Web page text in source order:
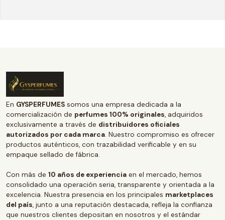
En GYSPERFUMES somos una empresa dedicada a la
comercialización de perfumes 100% originales, adquiridos
exclusivamente a través de distribuidores oficiales
autorizados por cada marca. Nuestro compromiso es ofrecer
productos auténticos, con trazabilidad verificable y en su
empaque sellado de fábrica.
Con más de 10 años de experiencia en el mercado, hemos
consolidado una operación seria, transparente y orientada a la
excelencia. Nuestra presencia en los principales marketplaces
del país, junto a una reputación destacada, refleja la confianza
que nuestros clientes depositan en nosotros y el estándar